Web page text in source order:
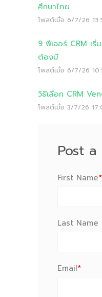
ศึกษาไทย
โพสต์เมื่อ 6/7/26
9 ฟีเจอร์ CRM เ
ต้องมี
โพสต์เมื่อ 6/7/26
วิธีเลือก CRM
โพสต์เมื่อ 3/7/26
Post
First Name*
Last Name
Email*